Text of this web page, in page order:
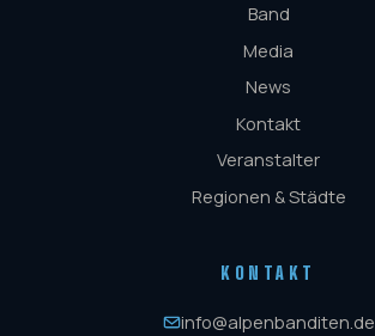
Band
Media
News
Kontakt
Veranstalter
Regionen & Städte
KONTAKT
info@alpenbanditen.de